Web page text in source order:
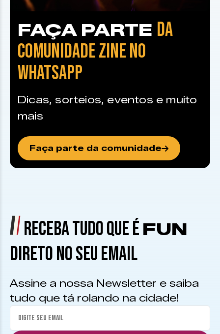
FAÇA PARTE DA
COMUNIDADE ZINE NO
WHATSAPP
Dicas, sorteios, eventos e muito
mais
Faça parte da comunidade
RECEBA TUDO QUE É FUN
DIRETO NO SEU EMAIL
Assine a nossa Newsletter e saiba
tudo que tá rolando na cidade!